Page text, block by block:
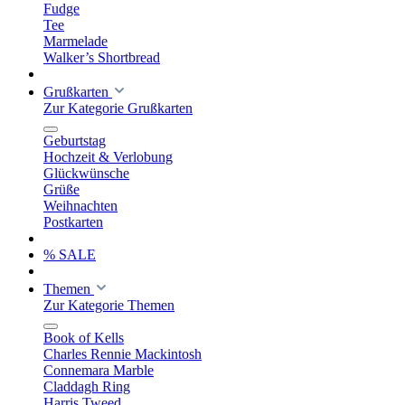
Fudge
Tee
Marmelade
Walker’s Shortbread
Grußkarten
Zur Kategorie Grußkarten
Geburtstag
Hochzeit & Verlobung
Glückwünsche
Grüße
Weihnachten
Postkarten
% SALE
Themen
Zur Kategorie Themen
Book of Kells
Charles Rennie Mackintosh
Connemara Marble
Claddagh Ring